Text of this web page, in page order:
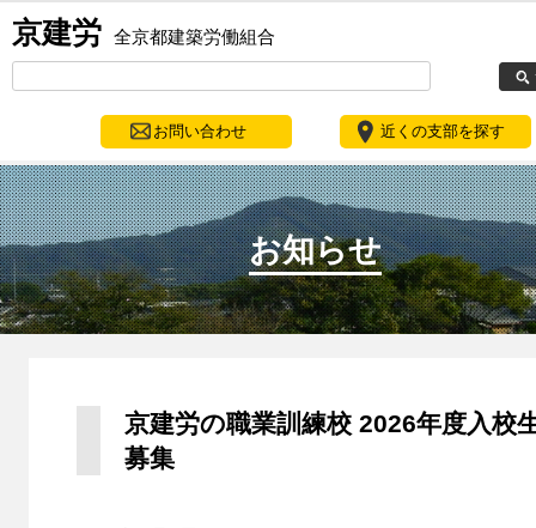
京建労 全京都建築労働組合
お問い合わせ 近くの支部を探す
お知らせ
京建労の職業訓練校 2026年度入校
募集